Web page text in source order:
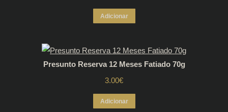
era:
é:
Adicionar
Presunto Reserva 12 Meses Fatiado 70g
3.00€
Adicionar